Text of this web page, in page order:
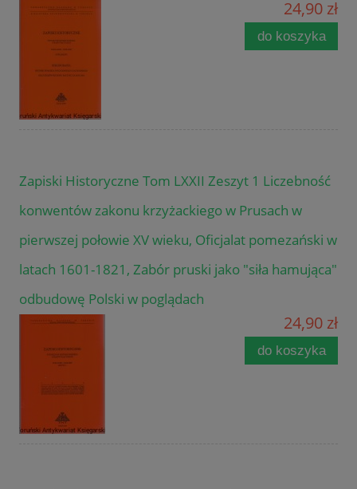
24,90 zł
do koszyka
Zapiski Historyczne Tom LXXII Zeszyt 1 Liczebność
konwentów zakonu krzyżackiego w Prusach w
pierwszej połowie XV wieku, Oficjalat pomezański w
latach 1601-1821, Zabór pruski jako "siła hamująca"
odbudowę Polski w poglądach
24,90 zł
do koszyka